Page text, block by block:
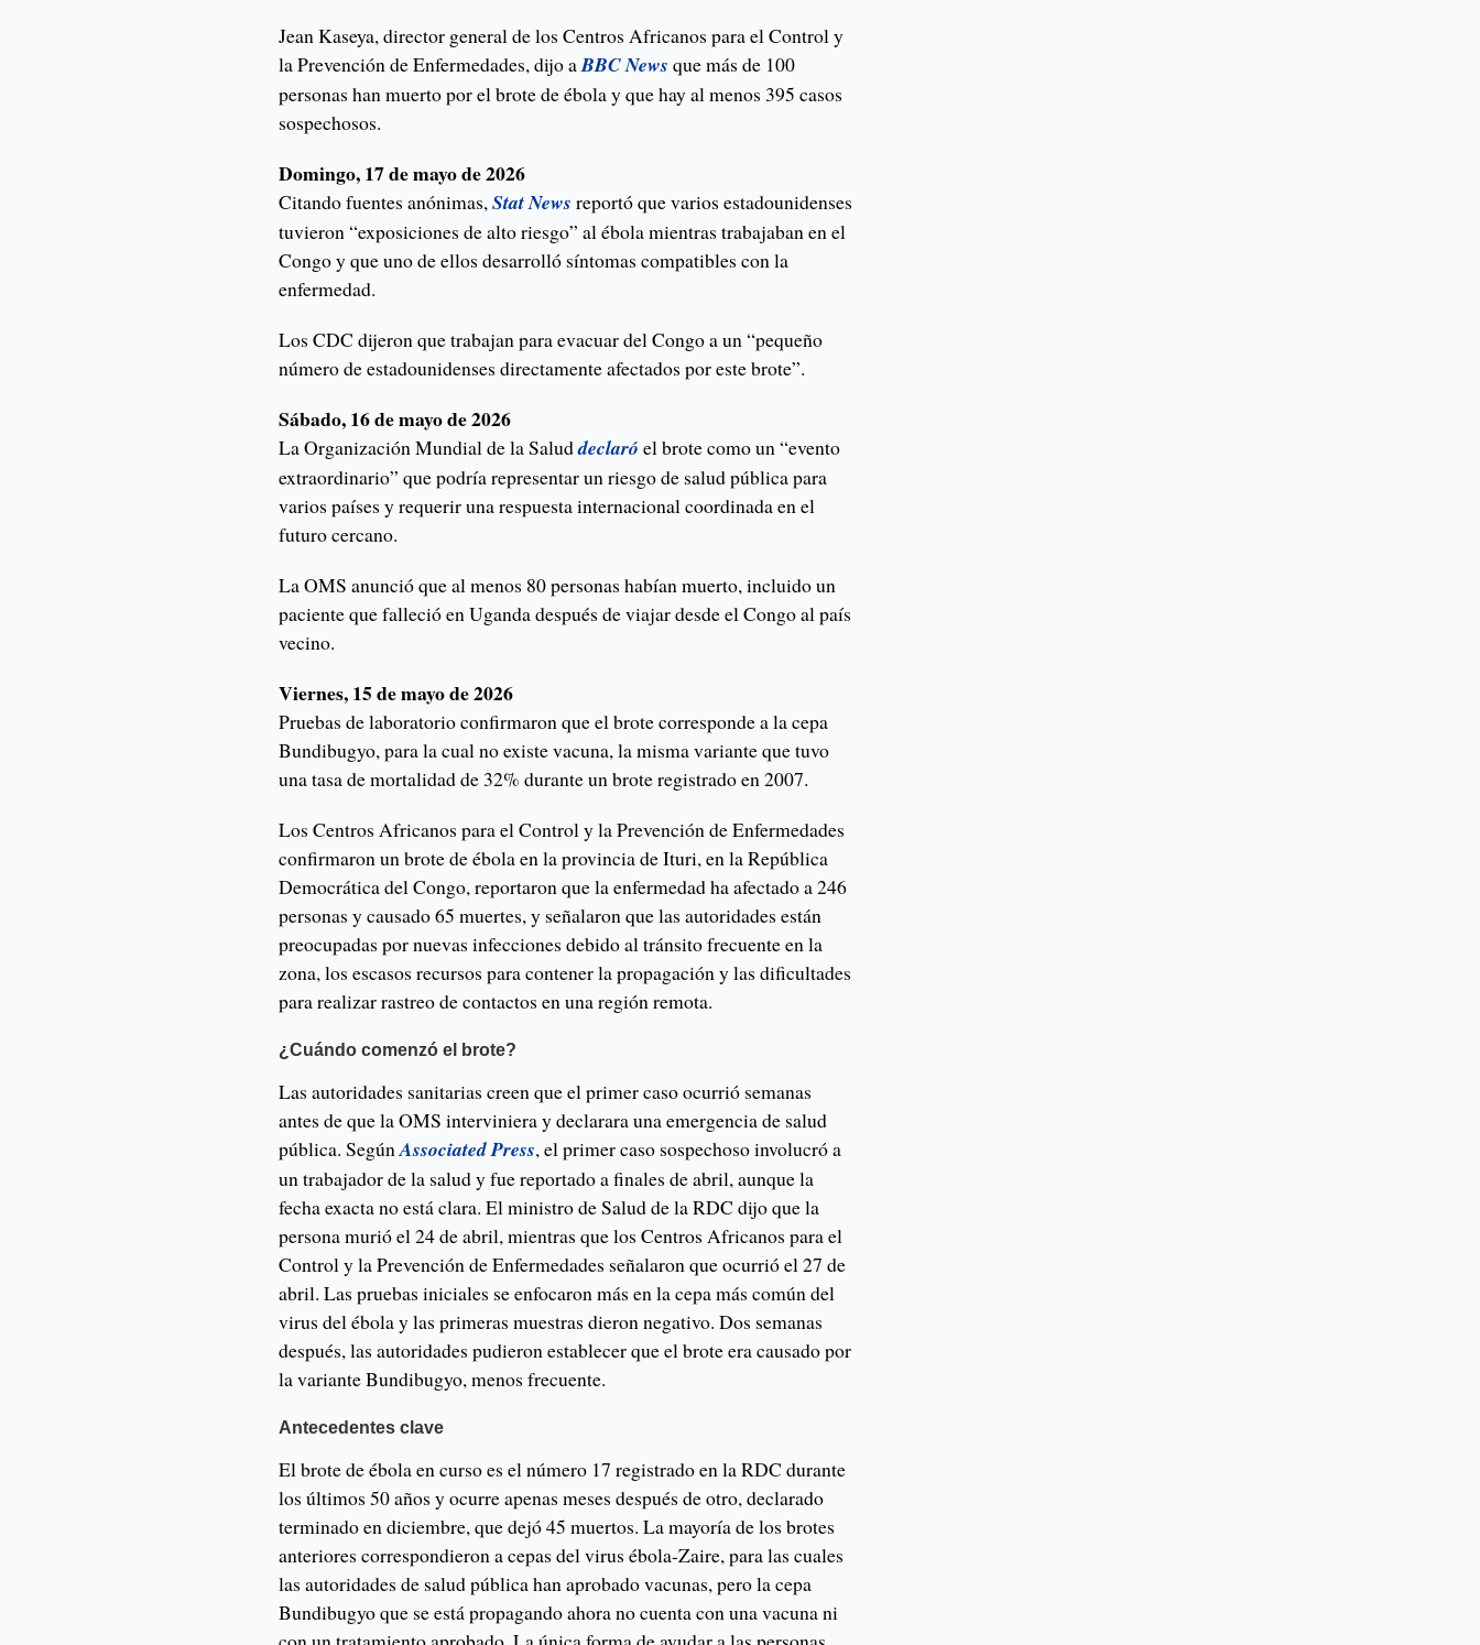
Jean Kaseya, director general de los Centros Africanos para el Control y
la Prevención de Enfermedades, dijo aBBC Newsque más de 100
personas han muerto por el brote de ébola y que hay al menos 395 casos
sospechosos.
Domingo, 17 de mayo de 2026
Citando fuentes anónimas,Stat News reportó que varios estadounidenses
tuvieron “exposiciones de alto riesgo” al ébola mientras trabajaban en el
Congo y que uno de ellos desarrolló síntomas compatibles con la
enfermedad.
Los CDC dijeron que trabajan para evacuar del Congo a un “pequeño
número de estadounidenses directamente afectados por este brote”.
Sábado, 16 de mayo de 2026
La Organización Mundial de la Saluddeclaróel brote como un “evento
extraordinario” que podría representar un riesgo de salud pública para
varios países y requerir una respuesta internacional coordinada en el
futuro cercano.
La OMS anunció que al menos 80 personas habían muerto, incluido un
paciente que falleció en Uganda después de viajar desde el Congo al país
vecino.
Viernes, 15 de mayo de 2026
Pruebas de laboratorio confirmaron que el brote corresponde a la cepa
Bundibugyo, para la cual no existe vacuna, la misma variante que tuvo
una tasa de mortalidad de 32% durante un brote registrado en 2007.
Los Centros Africanos para el Control y la Prevención de Enfermedades
confirmaron un brote de ébola en la provincia de Ituri, en la República
Democrática del Congo, reportaron que la enfermedad ha afectado a 246
personas y causado 65 muertes, y señalaron que las autoridades están
preocupadas por nuevas infecciones debido al tránsito frecuente en la
zona, los escasos recursos para contener la propagación y las dificultades
para realizar rastreo de contactos en una región remota.
¿Cuándo comenzó el brote?
Las autoridades sanitarias creen que el primer caso ocurrió semanas
antes de que la OMS interviniera y declarara una emergencia de salud
pública. SegúnAssociated Press, el primer caso sospechoso involucró a
un trabajador de la salud y fue reportado a finales de abril, aunque la
fecha exacta no está clara. El ministro de Salud de la RDC dijo que la
persona murió el 24 de abril, mientras que los Centros Africanos para el
Control y la Prevención de Enfermedades señalaron que ocurrió el 27 de
abril. Las pruebas iniciales se enfocaron más en la cepa más común del
virus del ébola y las primeras muestras dieron negativo. Dos semanas
después, las autoridades pudieron establecer que el brote era causado por
la variante Bundibugyo, menos frecuente.
Antecedentes clave
El brote de ébola en curso es el número 17 registrado en la RDC durante
los últimos 50 años y ocurre apenas meses después de otro, declarado
terminado en diciembre, que dejó 45 muertos. La mayoría de los brotes
anteriores correspondieron a cepas del virus ébola-Zaire, para las cuales
las autoridades de salud pública han aprobado vacunas, pero la cepa
Bundibugyo que se está propagando ahora no cuenta con una vacuna ni